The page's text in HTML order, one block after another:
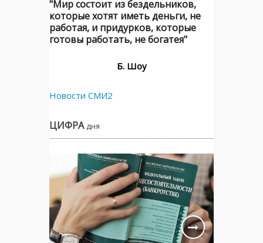
"Мир состоит из бездельников,
которые хотят иметь деньги, не
работая, и придурков, которые
готовы работать, не богатея"
Б. Шоу
Новости СМИ2
ЦИФРА дня